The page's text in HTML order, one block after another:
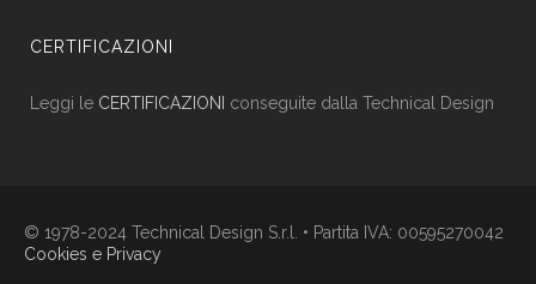
CERTIFICAZIONI
Leggi le CERTIFICAZIONI conseguite dalla Technical Design
© 1978-2024 Technical Design S.r.l. • Partita IVA: 00595270042
Cookies e Privacy